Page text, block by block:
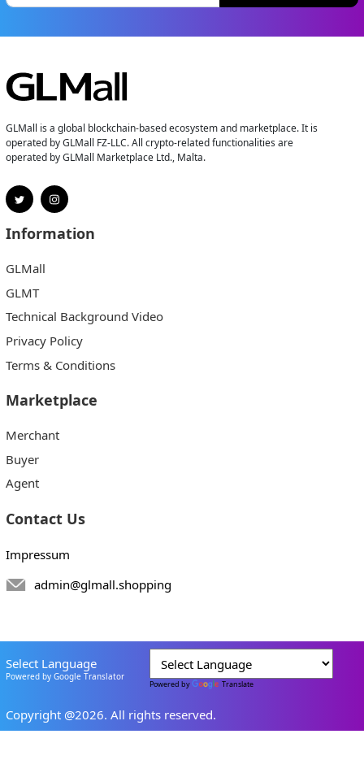
GLMall is a global blockchain-based ecosystem and marketplace. It is
operated by GLMall FZ-LLC. All crypto-related functionalities are
operated by GLMall Marketplace Ltd., Malta.
Information
GLMall
GLMT
Technical Background Video
Privacy Policy
Terms & Conditions
Marketplace
Merchant
Buyer
Agent
Contact Us
Impressum
admin@glmall.shopping
Select Language
Powered by Google Translator
Powered by Translate
Copyright @2026. All rights reserved.